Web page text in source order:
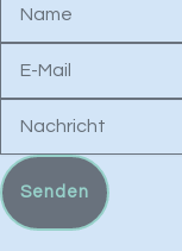
Mail
Senden